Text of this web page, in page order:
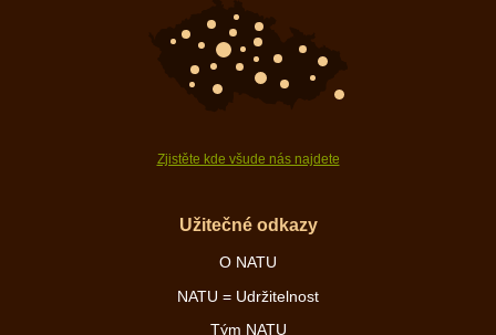
Zjistěte kde všude nás najdete
Užitečné odkazy
O NATU
NATU = Udržitelnost
Tým NATU